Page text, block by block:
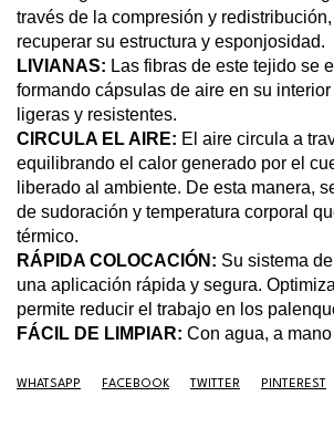
través de la compresión y
recuperar su estructura y esponjosidad.
LIVIANAS: Las fibras de este tejido se
formando cápsulas de aire en su
ligeras y resistentes.
CIRCULA EL AIRE: El aire circula a
equilibrando el calor generado por el
liberado al ambiente. De esta manera,
de sudoración y temperatura corporal
térmico.
RÁPIDA COLOCACIÓN: Su sistema
una aplicación rápida y segura.
permite reducir el trabajo en los
FÁCIL DE LIMPIAR: Con agua, a
WHATSAPP FACEBOOK TWITTER PINTEREST